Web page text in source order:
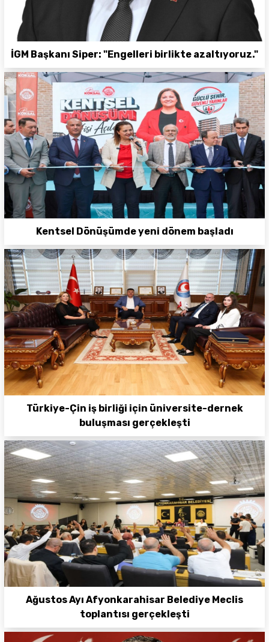
İGM Başkanı Siper: "Engelleri birlikte azaltıyoruz."
Kentsel Dönüşümde yeni dönem başladı
Türkiye-Çin iş birliği için üniversite-dernek
buluşması gerçekleşti
Ağustos Ayı Afyonkarahisar Belediye Meclis
toplantısı gerçekleşti